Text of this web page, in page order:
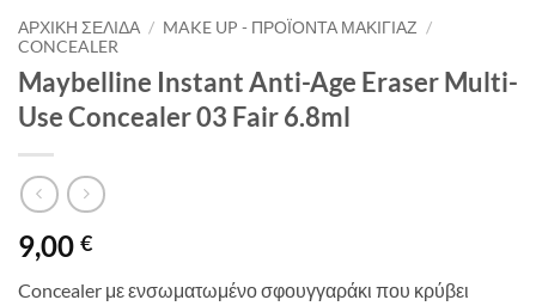
ΑΡΧΙΚΉ ΣΕΛΊΔΑ / MAKE UP - ΠΡΟΪΌΝΤΑ ΜΑΚΙΓΙΆΖ /
CONCEALER
Maybelline Instant Anti-Age Eraser Multi-
Use Concealer 03 Fair 6.8ml
9,00 €
Concealer με ενσωματωμένο σφουγγαράκι που κρύβει